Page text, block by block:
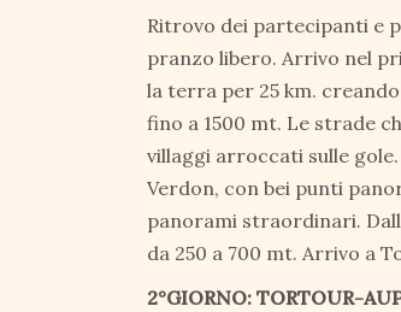
Ritrovo dei partecipanti e
pranzo libero. Arrivo nel
la terra per 25 km.
fino a 1500 mt. Le strade
villaggi arroccati sulle
Verdon, con bei punti
panorami straordinari.
da 250 a 700 mt. Arrivo a
2°GIORNO: TORTOUR-